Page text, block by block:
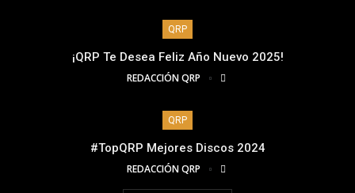
QRP
¡QRP Te Desea Feliz Año Nuevo 2025!
REDACCIÓN QRP
QRP
#TopQRP Mejores Discos 2024
REDACCIÓN QRP